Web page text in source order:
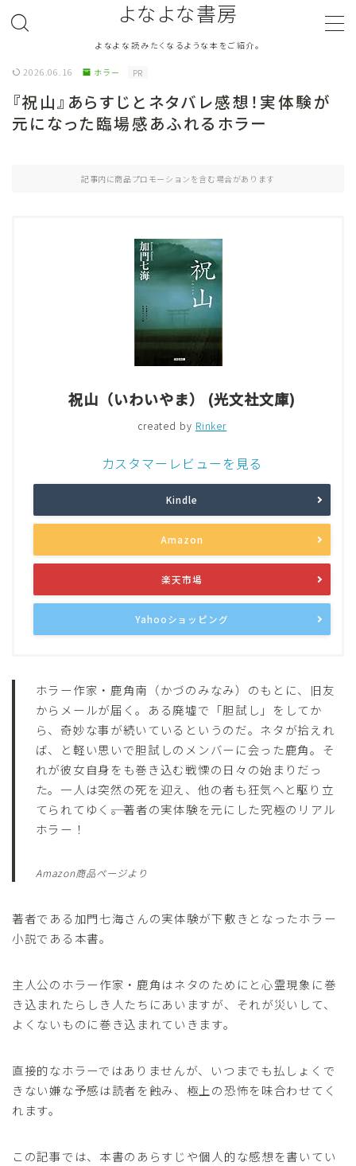
よなよな書房
よなよな読みたくなるような本をご紹介。
ジャンル Genre
Evaluation
Good Reading
2026.06.16 ホラー PR
『祝山』あらすじとネタバレ感想！実体験が
元になった臨場感あふれるホラー
記事内に商品プロモーションを含む場合があります
祝山（いわいやま） (光文社文庫)
created by Rinker
カスタマーレビューを見る
Kindle
Amazon
楽天市場
Yahooショッピング
ホラー作家・鹿角南（かづのみなみ）のもとに、旧友
からメールが届く。ある廃墟で「胆試し」をしてか
ら、奇妙な事が続いているというのだ。ネタが拾えれ
ば、と軽い思いで胆試しのメンバーに会った鹿角。そ
れが彼女自身をも巻き込む戦慄の日々の始まりだっ
た。一人は突然の死を迎え、他の者も狂気へと駆り立
てられてゆく――。著者の実体験を元にした究極のリアル
ホラー！
Amazon商品ページより
著者である加門七海さんの実体験が下敷きとなったホラー
小説である本書。
主人公のホラー作家・鹿角はネタのためにと心霊現象に巻
き込まれたらしき人たちにあいますが、それが災いして、
よくないものに巻き込まれていきます。
直接的なホラーではありませんが、いつまでも払しょくで
きない嫌な予感は読者を蝕み、極上の恐怖を味合わせてく
れます。
この記事では、本書のあらすじや個人的な感想を書いてい